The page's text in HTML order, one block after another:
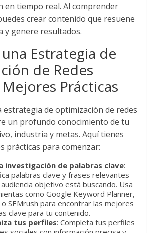
en tiempo real. Al comprender
crear contenido que resuene
y genere resultados.
Estrategia de
de Redes
Prácticas
estrategia de optimización de redes
un profundo conocimiento de tu
industria y metas. Aquí tienes
prácticas para comenzar:
investigación de palabras clave:
palabras clave y frases relevantes
objetivo está buscando. Usa
como Google Keyword Planner,
SEMrush para encontrar las mejores
clave para tu contenido.
tus perfiles: Completa tus perfiles